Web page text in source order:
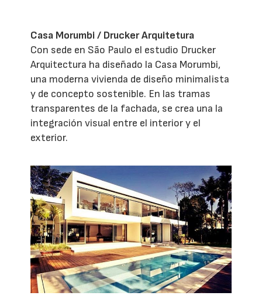
Casa Morumbi / Drucker Arquitetura
Con sede en São Paulo el estudio Drucker
Arquitectura ha diseñado la Casa Morumbi,
una moderna vivienda de diseño minimalista
y de concepto sostenible. En las tramas
transparentes de la fachada, se crea una la
integración visual entre el interior y el
exterior.